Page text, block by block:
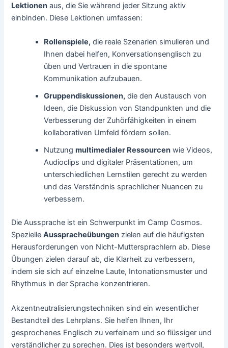
Lektionen aus, die Sie während jeder Sitzung aktiv
einbinden. Diese Lektionen umfassen:
Rollenspiele, die reale Szenarien simulieren und
Ihnen dabei helfen, Konversationsenglisch zu
üben und Vertrauen in die spontane
Kommunikation aufzubauen.
Gruppendiskussionen, die den Austausch von
Ideen, die Diskussion von Standpunkten und die
Verbesserung der Zuhörfähigkeiten in einem
kollaborativen Umfeld fördern sollen.
Nutzungmultimedialer Ressourcen wie Videos,
Audioclips und digitaler Präsentationen, um
unterschiedlichen Lernstilen gerecht zu werden
und das Verständnis sprachlicher Nuancen zu
verbessern.
Die Aussprache ist ein Schwerpunkt im Camp Cosmos.
SpezielleAusspracheübungen zielen auf die häufigsten
Herausforderungen von Nicht-Muttersprachlern ab. Diese
Übungen zielen darauf ab, die Klarheit zu verbessern,
indem sie sich auf einzelne Laute, Intonationsmuster und
Rhythmus in der Sprache konzentrieren.
Akzentneutralisierungstechniken sind ein wesentlicher
Bestandteil des Lehrplans. Sie helfen Ihnen, Ihr
gesprochenes Englisch zu verfeinern und so flüssiger und
verständlicher zu sprechen. Dies ist besonders wertvoll,